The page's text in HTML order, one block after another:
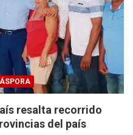
resalta recorrido
del país